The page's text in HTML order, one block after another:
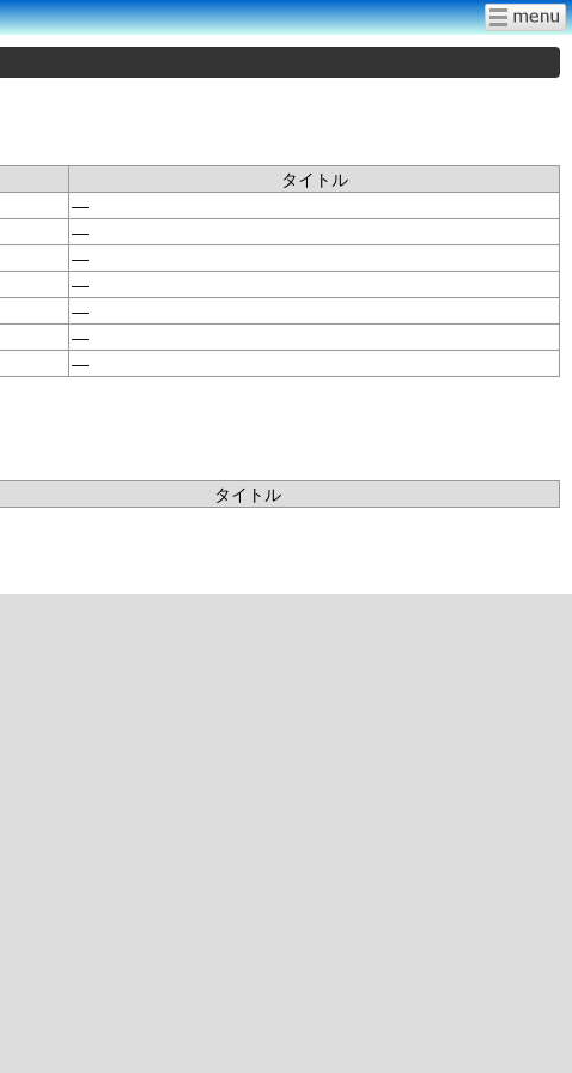
タイトル
—
—
—
—
—
—
—
タイトル